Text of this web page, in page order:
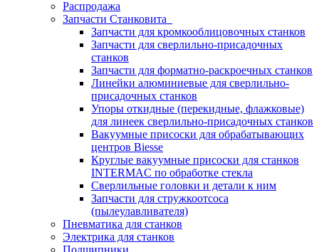
Распродажа
Запчасти Станковита
Запчасти для кромкооблицовочных станков
Запчасти для сверлильно-присадочных
станков
Запчасти для форматно-раскроечных станков
Линейки алюминиевые для сверлильно-
присадочных станков
Упоры откидные (перекидные, флажковые)
для линеек сверлильно-присадочных станков
Вакуумные присоски для обрабатывающих
центров Biesse
Круглые вакуумные присоски для станков
INTERMAC по обработке стекла
Сверлильные головки и детали к ним
Запчасти для стружкоотсоса
(пылеулавливателя)
Пневматика для станков
Электрика для станков
Подшипники